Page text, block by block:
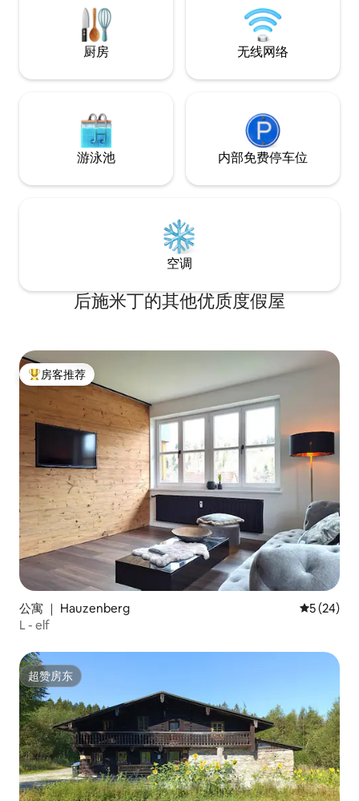
口。
厨房 无线网络
游泳池 内部免费停车位
空调
后施米丁的其他优质度假屋
热门「房客推荐」
房客推荐
公寓 ｜ Hauzenberg 平均评分
5 (24)
L - elf
超赞房东
超赞房东